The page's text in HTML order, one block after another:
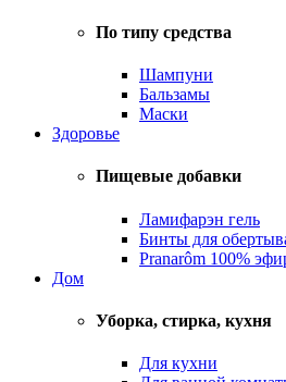
По типу средства
Шампуни
Бальзамы
Маски
Здоровье
Пищевые добавки
Ламифарэн гель
Бинты для
Pranarôm 100%
Дом
Уборка, стирка, кухня
Для кухни